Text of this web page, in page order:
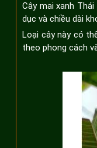
Cây mai xanh
dục và chiều dài
Loại cây này có
theo phong cách